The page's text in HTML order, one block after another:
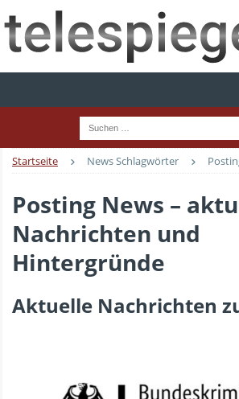
Startseite News Schlagwörter
Posting News –
Nachrichten und
Hintergründe
Aktuelle Nachrichten